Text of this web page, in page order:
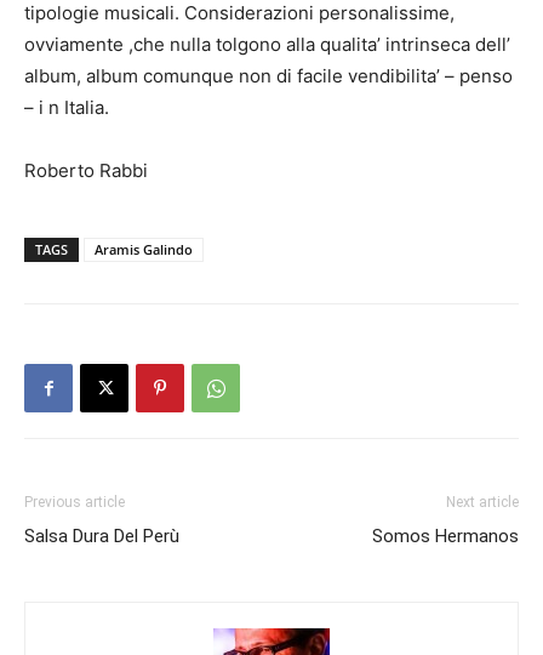
tipologie musicali. Considerazioni personalissime,
ovviamente ,che nulla tolgono alla qualita’ intrinseca dell’
album, album comunque non di facile vendibilita’ – penso
– i n Italia.
Roberto Rabbi
TAGS Aramis Galindo
Previous article
Salsa Dura Del Perù
Next article
Somos Hermanos